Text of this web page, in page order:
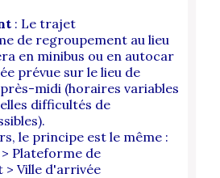
: Le trajet
de regroupement au lieu
en minibus ou en autocar
prévue sur le lieu de
midi (horaires variables
difficultés de
le principe est le même :
Plateforme de
Ville d'arrivée